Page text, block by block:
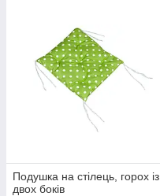
Подушка на стілець, горох із
двох боків